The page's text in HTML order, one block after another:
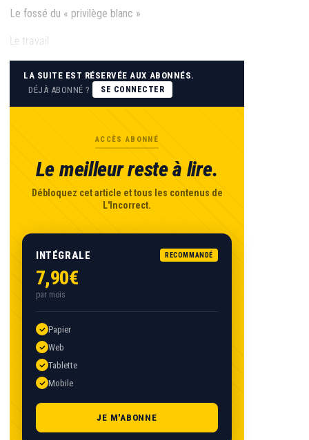
Le fossé du « privilège blanc »
Le travail
LA SUITE EST RÉSERVÉE AUX ABONNÉS.
DÉJÀ ABONNÉ ?
SE CONNECTER
ACCÈS ABONNÉ
Le meilleur reste à lire.
Débloquez cet article et tous les contenus de
L'Incorrect.
INTÉGRALE RECOMMANDÉ
7,90€
par mois
Papier
Web
Tablette
Mobile
JE M'ABONNE